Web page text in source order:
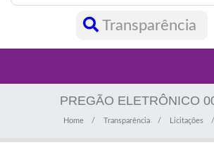
Transparência
PREGÃO ELETRÔNICO
Home Transparência Licitações